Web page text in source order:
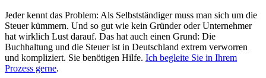
Jeder kennt das Problem: Als Selbstständiger muss man sich um die
Steuer kümmern. Und so gut wie kein Gründer oder Unternehmer
hat wirklich Lust darauf. Das hat auch einen Grund: Die
Buchhaltung und die Steuer ist in Deutschland extrem verworren
und kompliziert. Sie benötigen Hilfe. Ich begleite Sie in Ihrem
Prozess gerne.